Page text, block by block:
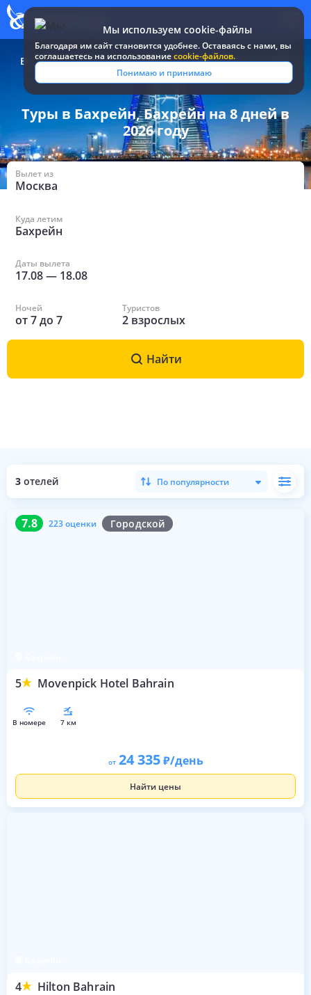
Мы используем cookie-файлы
Благодаря им сайт становится удобнее. Оставаясь c нами, вы
соглашаетесь на использованиеcookie-файлов.
Понимаю и принимаю
Все туры и путевки / Бахрейн / в Бахрейне на 8 дней
Туры в Бахрейн, Бахрейн на 8 дней в
2026 году
Вылет из
Москва
Куда летим
Бахрейн
Даты вылета
17.08— 18.08
Ночей
от7до 7
Туристов
2 взрослых
Найти
3 отелей По популярности
7.8 223 оценки Городской
5 Movenpick Hotel Bahrain
7.8 223 оценки
в номере 7 км
от 24 335 /день
Найти цены
4 Hilton Bahrain